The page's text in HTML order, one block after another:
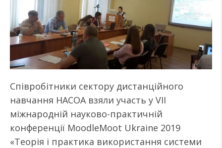
Співробітники сектору дистанційного
навчання НАСОА взяли участь у VII
міжнародній науково-практичній
конференції MoodleMoot Ukraine 2019
«Теорія і практика використання системи